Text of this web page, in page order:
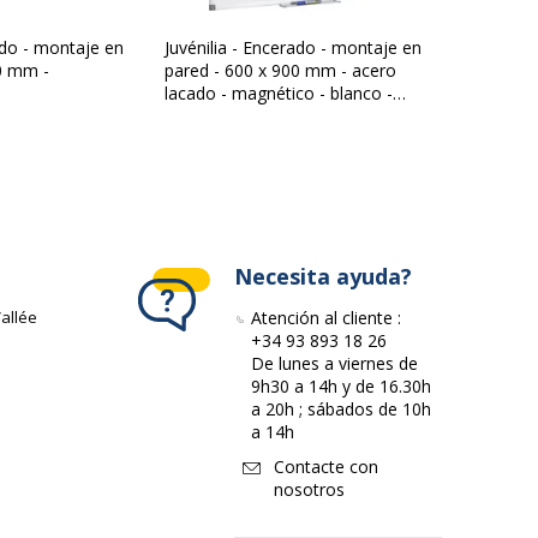
5 años
- montaje en
mm -
Juvénilia - Encerado - montaje en
pared - 600 x 900 mm - acero
lacado - magnético - blanco -
Necesita ayuda?
Atención al cliente :
+34 93 893 18 26
De lunes a viernes de
9h30 a 14h y de 16.30h
a 20h ; sábados de 10h
a 14h
Contacte con
nosotros